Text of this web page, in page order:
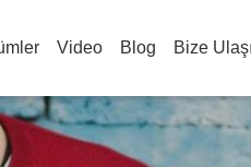
Video Blog Bize